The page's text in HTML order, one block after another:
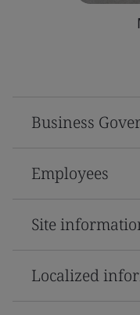
Business
Employees
Site
Localized